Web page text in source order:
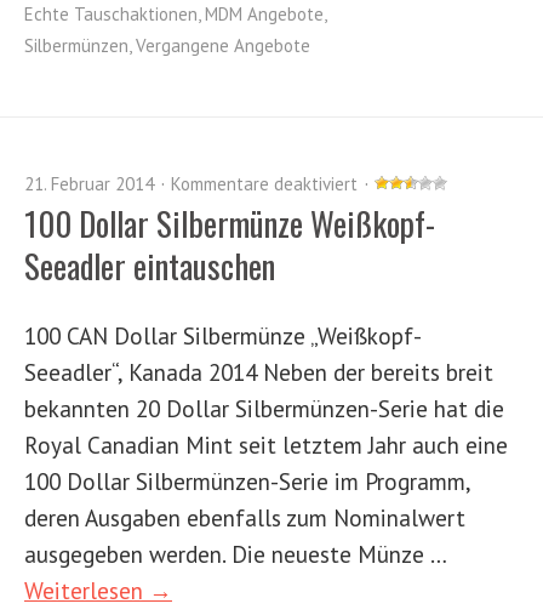
Echte Tauschaktionen, MDM Angebote,
Silbermünzen,Vergangene Angebote
21. Februar 2014 Kommentare deaktiviert
100 Dollar Silbermünze Weißkopf-
Seeadler eintauschen
100 CAN Dollar Silbermünze „Weißkopf-
Seeadler“, Kanada 2014 Neben der bereits breit
bekannten 20 Dollar Silbermünzen-Serie hat die
Royal Canadian Mint seit letztem Jahr auch eine
100 Dollar Silbermünzen-Serie im Programm,
deren Ausgaben ebenfalls zum Nominalwert
ausgegeben werden. Die neueste Münze …
Weiterlesen →